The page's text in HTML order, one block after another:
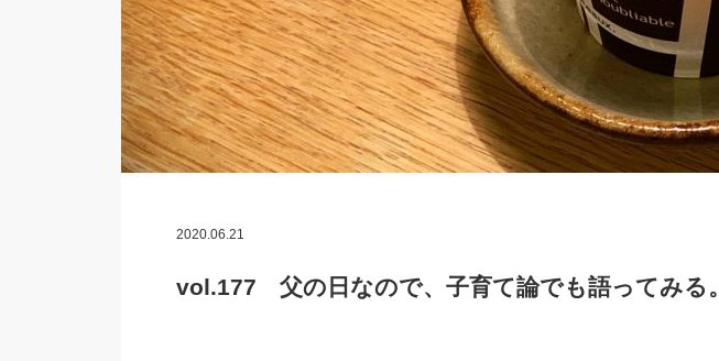
2020.06.21
vol.177 父の日なので、子育て論でも語ってみる。